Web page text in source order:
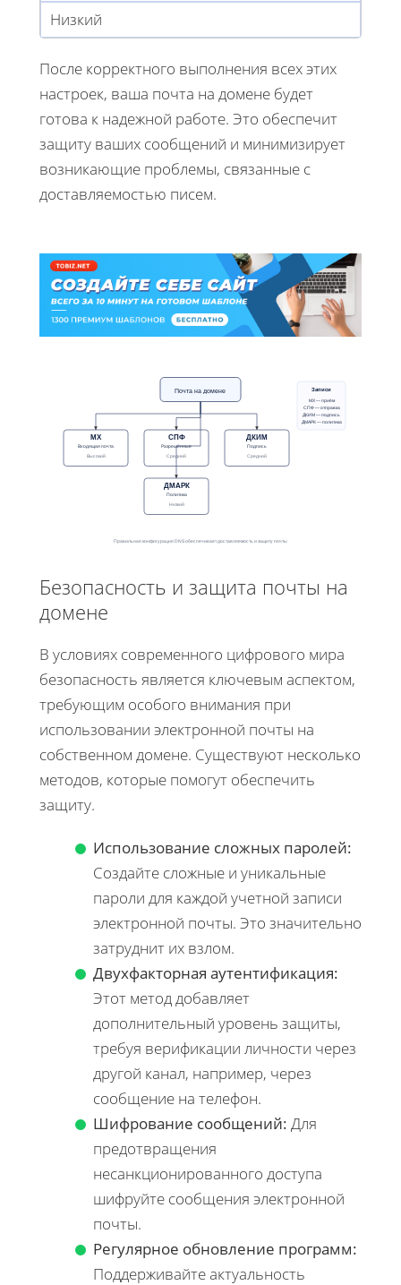
Низкий
После корректного выполнения всех этих
настроек, ваша почта на домене будет
готова к надежной работе. Это обеспечит
защиту ваших сообщений и минимизирует
возникающие проблемы, связанные с
доставляемостью писем.
Почта на домене
МХ
Входящая почта
Высокий
СПФ
Разрешённые
Средний
ДКИМ
Подпись
Средний
ДМАРК
Политика
Низкий
Записи
МХ — приём
СПФ — отправка
ДКИМ — подпись
ДМАРК — политика
Правильная конфигурация DNS обеспечивает доставляемость и защиту почты
Безопасность и защита почты на
домене
В условиях современного цифрового мира
безопасность является ключевым аспектом,
требующим особого внимания при
использовании электронной почты на
собственном домене. Существуют несколько
методов, которые помогут обеспечить
защиту.
Использование сложных паролей:
Создайте сложные и уникальные
пароли для каждой учетной записи
электронной почты. Это значительно
затруднит их взлом.
Двухфакторная аутентификация:
Этот метод добавляет
дополнительный уровень защиты,
требуя верификации личности через
другой канал, например, через
сообщение на телефон.
Шифрование сообщений: Для
предотвращения
несанкционированного доступа
шифруйте сообщения электронной
почты.
Регулярное обновление программ:
Поддерживайте актуальность